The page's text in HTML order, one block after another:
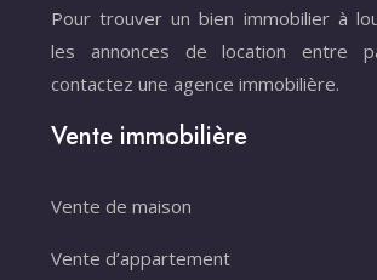
Pour trouver un bien immobilier à
les annonces de location entre
contactez une agence immobilière.
Vente immobilière
Vente de maison
Vente d’appartement